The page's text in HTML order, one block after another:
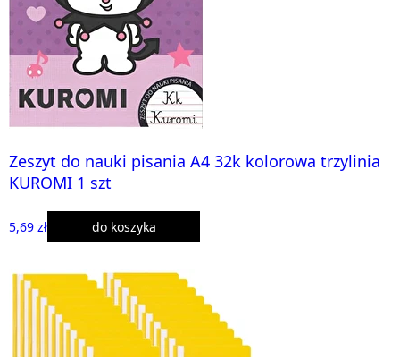
Zeszyt do nauki pisania A4 32k kolorowa trzylinia
KUROMI 1 szt
5,69 zł do koszyka